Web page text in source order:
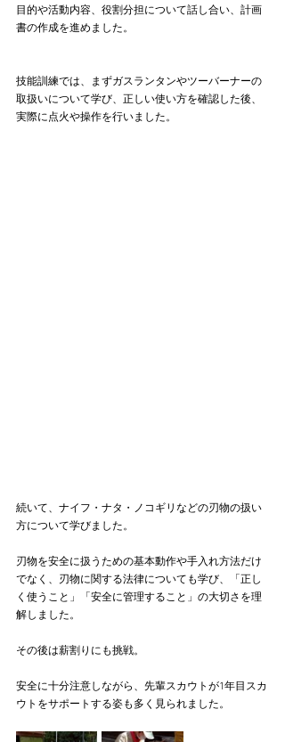
目的や活動内容、役割分担について話し合い、計画
書の作成を進めました。
技能訓練では、まずガスランタンやツーバーナーの
取扱いについて学び、正しい使い方を確認した後、
実際に点火や操作を行いました。
続いて、ナイフ・ナタ・ノコギリなどの刃物の扱い
方について学びました。
刃物を安全に扱うための基本動作や手入れ方法だけ
でなく、刃物に関する法律についても学び、「正し
く使うこと」「安全に管理すること」の大切さを理
解しました。
その後は薪割りにも挑戦。
安全に十分注意しながら、先輩スカウトが1年目スカ
ウトをサポートする姿も多く見られました。